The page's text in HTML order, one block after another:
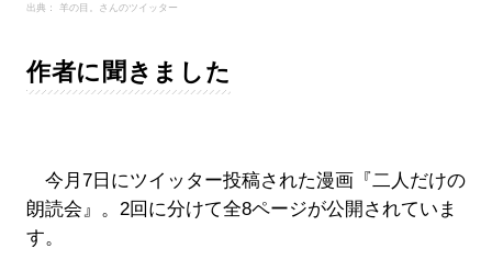
出典： 羊の目。さんのツイッター
作者に聞きました
今月7日にツイッター投稿された漫画『二人だけの
朗読会』。2回に分けて全8ページが公開されていま
す。